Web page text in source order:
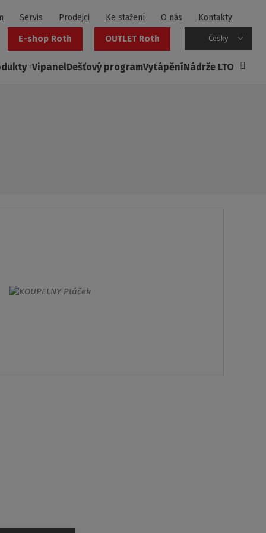
Servis Prodejci Ke stažení O nás Kontakty
E-shop Roth OUTLET Roth Česky
VipanelDešťový programVytápěníNádrže LTO